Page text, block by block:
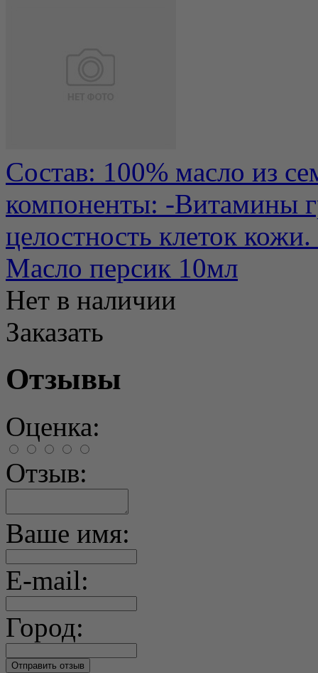
Состав: 100% масло из
компоненты: -Витамины
целостность клеток
Масло персик 10мл
Нет в наличии
Заказать
Отзывы
Оценка:
Отзыв:
Ваше имя:
E-mail:
Город: